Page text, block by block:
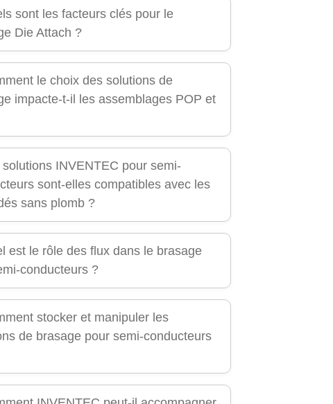
sont les facteurs clés pour le
Die Attach ?
le choix des solutions de
impacte-t-il les assemblages POP et
solutions INVENTEC pour semi-
sont-elles compatibles avec les
sans plomb ?
est le rôle des flux dans le brasage
conducteurs ?
stocker et manipuler les
de brasage pour semi-conducteurs